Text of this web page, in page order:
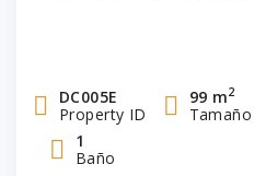
DC005E
Property ID
99 m2
Tamaño
1
Baño